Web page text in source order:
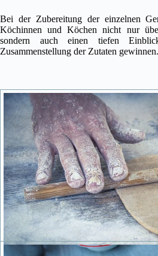
Bei der Zubereitung der einzelnen
Köchinnen und Köchen nicht nur
sondern auch einen tiefen
Zusammenstellung der Zutaten gewinnen.